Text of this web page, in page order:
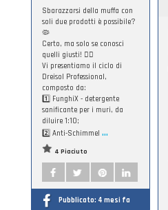
Sbarazzarsi della muffa con
soli due prodotti è possibile?
🦠
Certo, ma solo se conosci
quelli giusti! 👇🏻
Vi presentiamo il ciclo di
Dreisol Professional,
composto da:
1️⃣ FunghiX - detergente
sanificante per i muri, da
diluire 1:10;
2️⃣ Anti-Schimmel ...
4 Piaciuto
Pubblicato: 4 mesi fa